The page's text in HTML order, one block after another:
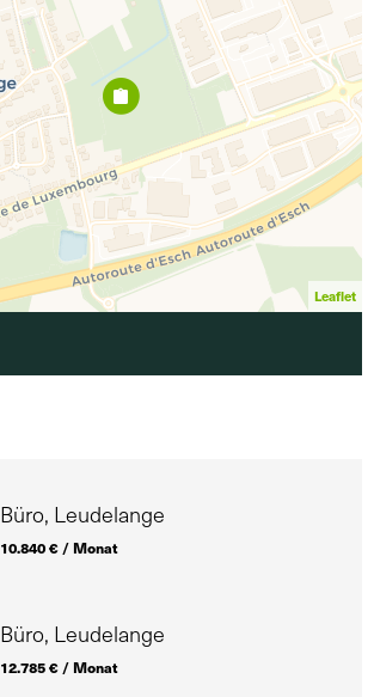
Leaflet
Büro, Leudelange
10.840 € / Monat
Büro, Leudelange
12.785 € / Monat